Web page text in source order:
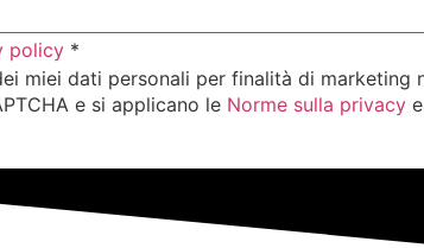
policy *
miei dati personali per finalità di
e si applicano le Norme sulla privacy